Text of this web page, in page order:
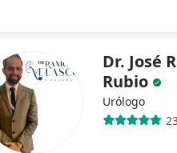
Dr. José
Rubio
Urólogo